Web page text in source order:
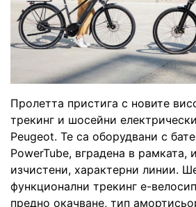
Пролетта пристига с новите
трекинг и шосейни
Peugeot. Те са оборудвани с
PowerTube, вградена в рамката,
изчистени, характерни линии.
функционални трекинг е-
предно окачване, тип